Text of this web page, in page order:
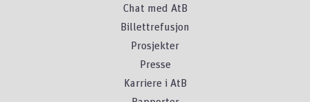
Chat med AtB
Billettrefusjon
Prosjekter
Presse
Karriere i AtB